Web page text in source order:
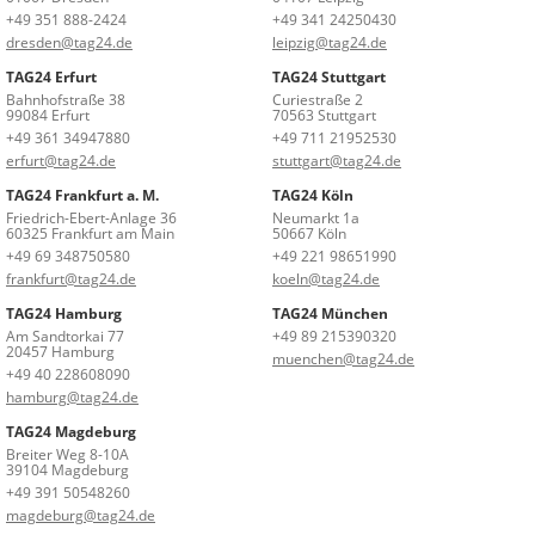
+49 351 888-2424
dresden@tag24.de
+49 341 24250430
leipzig@tag24.de
TAG24 Erfurt
Bahnhofstraße 38
99084 Erfurt
+49 361 34947880
erfurt@tag24.de
TAG24 Stuttgart
Curiestraße 2
70563 Stuttgart
+49 711 21952530
stuttgart@tag24.de
TAG24 Frankfurt a. M.
Friedrich-Ebert-Anlage 36
60325 Frankfurt am Main
+49 69 348750580
frankfurt@tag24.de
TAG24 Köln
Neumarkt 1a
50667 Köln
+49 221 98651990
koeln@tag24.de
TAG24 Hamburg
Am Sandtorkai 77
20457 Hamburg
+49 40 228608090
hamburg@tag24.de
TAG24 München
+49 89 215390320
muenchen@tag24.de
TAG24 Magdeburg
Breiter Weg 8-10A
39104 Magdeburg
+49 391 50548260
magdeburg@tag24.de